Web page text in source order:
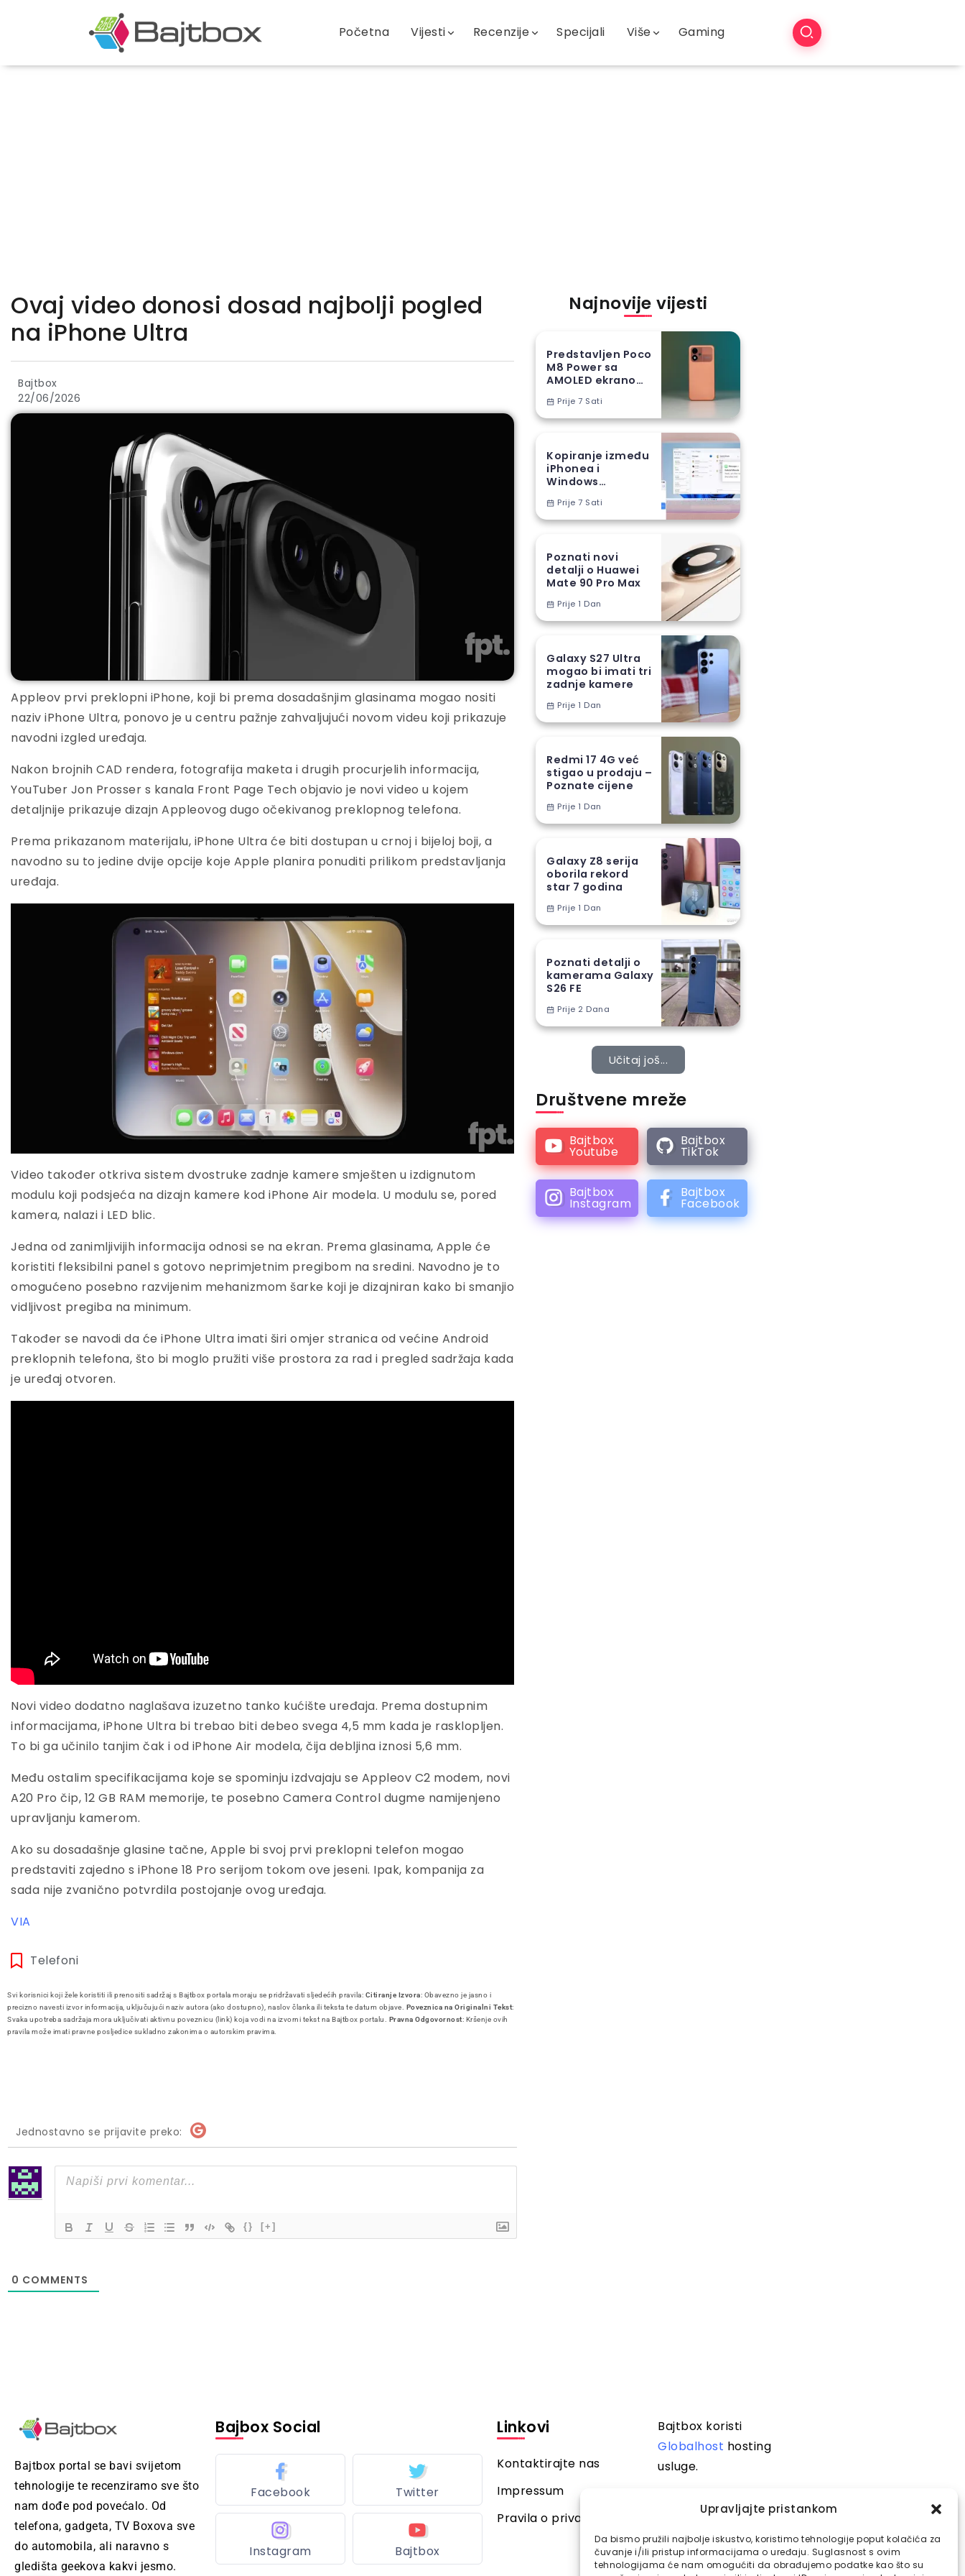
Upravljajte pristankom
Da bismo pružili najbolje iskustvo, koristimo tehnologije poput kolačića za
čuvanje i/ili pristup informacijama o uređaju. Suglasnost s ovim
tehnologijama će nam omogućiti da obrađujemo podatke kao što su
Početna Vijesti Recenzije Specijali Više Gaming
Ovaj video donosi dosad najbolji pogled
na iPhone Ultra
Bajtbox
22/06/2026
Appleov prvi preklopni iPhone, koji bi prema dosadašnjim glasinama mogao nositi
naziv iPhone Ultra, ponovo je u centru pažnje zahvaljujući novom videu koji prikazuje
navodni izgled uređaja.
Nakon brojnih CAD rendera, fotografija maketa i drugih procurjelih informacija,
YouTuber Jon Prosser s kanala Front Page Tech objavio je novi video u kojem
detaljnije prikazuje dizajn Appleovog dugo očekivanog preklopnog telefona.
Prema prikazanom materijalu, iPhone Ultra će biti dostupan u crnoj i bijeloj boji, a
navodno su to jedine dvije opcije koje Apple planira ponuditi prilikom predstavljanja
uređaja.
Video također otkriva sistem dvostruke zadnje kamere smješten u izdignutom
modulu koji podsjeća na dizajn kamere kod iPhone Air modela. U modulu se, pored
kamera, nalazi i LED blic.
Jedna od zanimljivijih informacija odnosi se na ekran. Prema glasinama, Apple će
koristiti fleksibilni panel s gotovo neprimjetnim pregibom na sredini. Navodno je to
omogućeno posebno razvijenim mehanizmom šarke koji je dizajniran kako bi smanjio
vidljivost pregiba na minimum.
Također se navodi da će iPhone Ultra imati širi omjer stranica od većine Android
preklopnih telefona, što bi moglo pružiti više prostora za rad i pregled sadržaja kada
je uređaj otvoren.
Novi video dodatno naglašava izuzetno tanko kućište uređaja. Prema dostupnim
informacijama, iPhone Ultra bi trebao biti debeo svega 4,5 mm kada je rasklopljen.
To bi ga učinilo tanjim čak i od iPhone Air modela, čija debljina iznosi 5,6 mm.
Među ostalim specifikacijama koje se spominju izdvajaju se Appleov C2 modem, novi
A20 Pro čip, 12 GB RAM memorije, te posebno Camera Control dugme namijenjeno
upravljanju kamerom.
Ako su dosadašnje glasine tačne, Apple bi svoj prvi preklopni telefon mogao
predstaviti zajedno s iPhone 18 Pro serijom tokom ove jeseni. Ipak, kompanija za
sada nije zvanično potvrdila postojanje ovog uređaja.
VIA
Telefoni
Najnovije vijesti
Predstavljen Poco
M8 Power sa
AMOLED ekranom i
baterijom
Prije 7 Sati
Kopiranje između
iPhonea i
Windows
EUPrije 7 Sati
Poznati novi
detalji o Huawei
Mate 90 Pro Max
Prije 1 Dan
Galaxy S27 Ultra
mogao bi imati tri
zadnje kamere
Prije 1 Dan
Redmi 17 4G već
stigao u prodaju –
Poznate cijene
Prije 1 Dan
Galaxy Z8 serija
oborila rekord
star 7 godina
Prije 1 Dan
Poznati detalji o
kamerama Galaxy
S26 FE
Prije 2 Dana
Učitaj još...
Društvene mreže
Bajtbox
Youtube
Bajtbox
TikTok
Bajtbox
Instagram
Bajtbox
Facebook
Svi korisnici koji žele koristiti ili prenositi sadržaj s Bajtbox portala moraju se pridržavati sljedećih pravila: Citiranje Izvora: Obavezno je jasno i
precizno navesti izvor informacija, uključujući naziv autora (ako dostupno), naslov članka ili teksta te datum objave. Poveznica na Originalni Tekst:
Svaka upotreba sadržaja mora uključivati aktivnu poveznicu (link) koja vodi na izvorni tekst na Bajtbox portalu. Pravna Odgovornost: Kršenje ovih
pravila može imati pravne posljedice sukladno zakonima o autorskim pravima.
Jednostavno se prijavite preko:
{} [+]
0 COMMENTS
Bajtbox portal se bavi svijetom
tehnologije te recenziramo sve što
nam dođe pod povećalo. Od
telefona, gadgeta, TV Boxova sve
do automobila, ali naravno s
gledišta geekova kakvi jesmo.
Bajbox Social
Facebook Twitter
Instagram Bajtbox
Linkovi
Kontaktirajte nas
Impressum
Pravila o privatnosti
Bajtbox koristi
Globalhost hosting
usluge.